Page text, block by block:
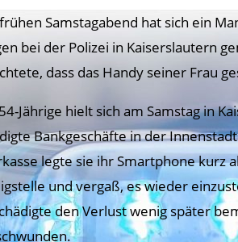
Samstagabend hat sich ein
bei der Polizei in Kaiserslautern
dass das Handy seiner Frau
Jährige hielt sich am Samstag in
Bankgeschäfte in der
legte sie ihr Smartphone kurz
und vergaß, es wieder
den Verlust wenig später